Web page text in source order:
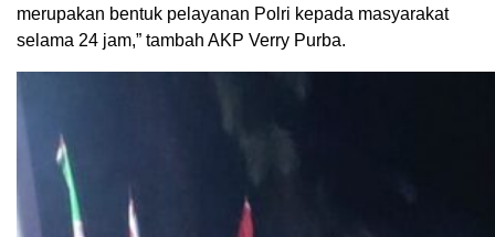
merupakan bentuk pelayanan Polri kepada masyarakat
selama 24 jam,” tambah AKP Verry Purba.